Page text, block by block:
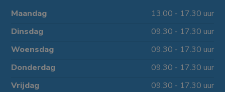
Maandag
13.00 - 17.30 uur
Dinsdag
09.30 - 17.30 uur
Woensdag
09.30 - 17.30 uur
Donderdag
09.30 - 17.30 uur
Vrijdag
09.30 - 17.30 uur